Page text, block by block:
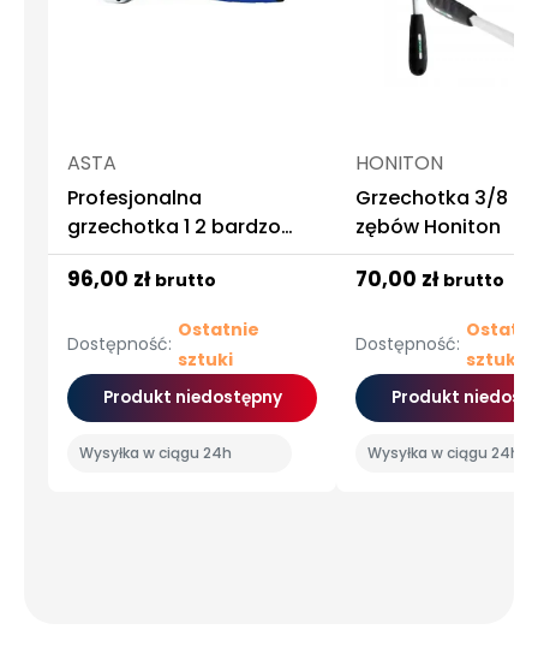
ASTA
Profesjonalna
grzechotka 1 2 bardzo
mocna
96,00 zł brutto
Dostępność:
Ostatnie
sztuki
Produkt niedostępny
Wysyłka w ciągu 24h
HONITON
Grzechotka 3/8 "
zębów Honiton
70,00 zł brutto
Dostępność:
sztuki
Produkt
Wysyłka w ciągu 24h